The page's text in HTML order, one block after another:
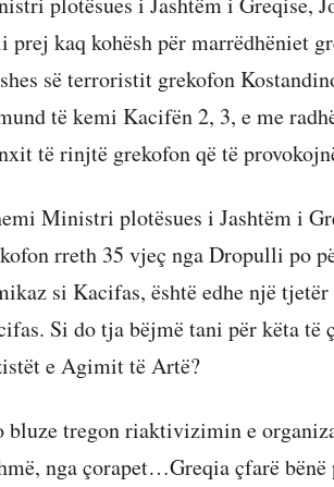
prej kaq kohësh për marrëdhëniet
së terroristit grekofon
të kemi Kacifën 2, 3, e me
të rinjtë grekofon që të
Ministri plotësues i Jashtëm i
rreth 35 vjeç nga Dropulli po
si Kacifas, është edhe një
Si do tja bëjmë tani për këta
e Agimit të Artë?
bluze tregon riaktivizimin e
nga çorapet…Greqia çfarë